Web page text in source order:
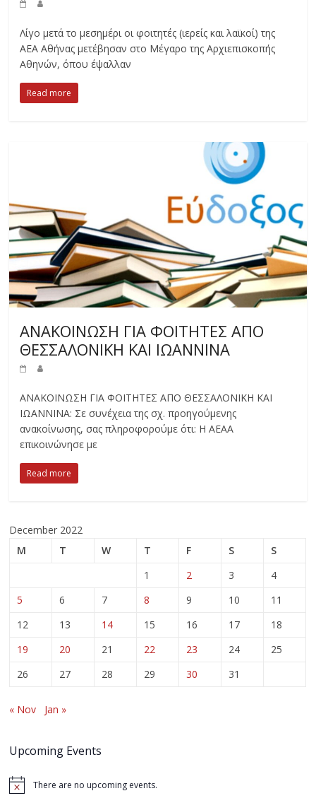
Λίγο μετά το μεσημέρι οι φοιτητές (ιερείς και λαϊκοί) της
ΑΕΑ Αθήνας μετέβησαν στο Μέγαρο της Αρχιεπισκοπής
Αθηνών, όπου έψαλλαν
Read more
ΑΝΑΚΟΙΝΩΣΗ ΓΙΑ ΦΟΙΤΗΤΕΣ ΑΠΟ
ΘΕΣΣΑΛΟΝΙΚΗ ΚΑΙ ΙΩΑΝΝΙΝΑ
ΑΝΑΚΟΙΝΩΣΗ ΓΙΑ ΦΟΙΤΗΤΕΣ ΑΠΟ ΘΕΣΣΑΛΟΝΙΚΗ ΚΑΙ
ΙΩΑΝΝΙΝΑ: Σε συνέχεια της σχ. προηγούμενης
ανακοίνωσης, σας πληροφορούμε ότι: Η ΑΕΑΑ
επικοινώνησε με
Read more
December 2022
M
T W T F S
S
1
2 3
4
5
6 7 8 9 10
11
12
13 14 15 16 17
18
19
20 21 22 23 24
25
26
27 28 29 30 31
« Nov Jan »
Upcoming Events
There are no upcoming events.